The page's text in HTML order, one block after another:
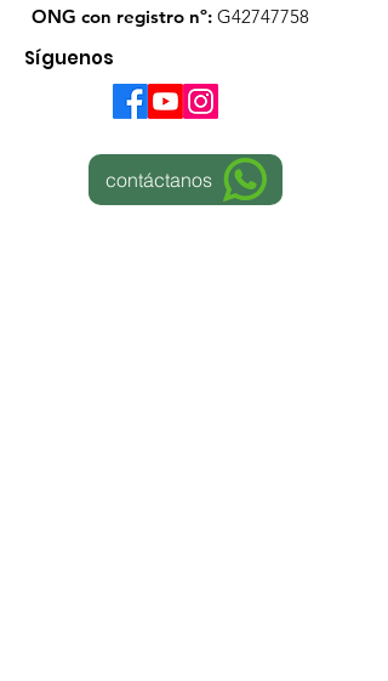
ONG con registro nº: G42747758
Síguenos
contáctanos